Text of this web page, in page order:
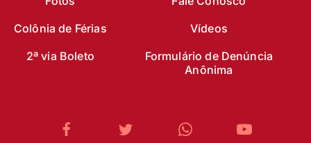
Colônia de Férias
Vídeos
2ª via Boleto
Formulário de Denúncia
Anônima